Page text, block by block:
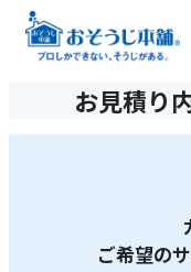
お見積り
ご希望の